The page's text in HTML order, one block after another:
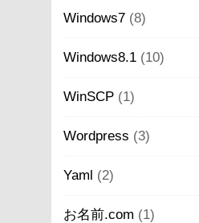
Windows7 (8)
Windows8.1 (10)
WinSCP (1)
Wordpress (3)
Yaml (2)
お名前.com (1)